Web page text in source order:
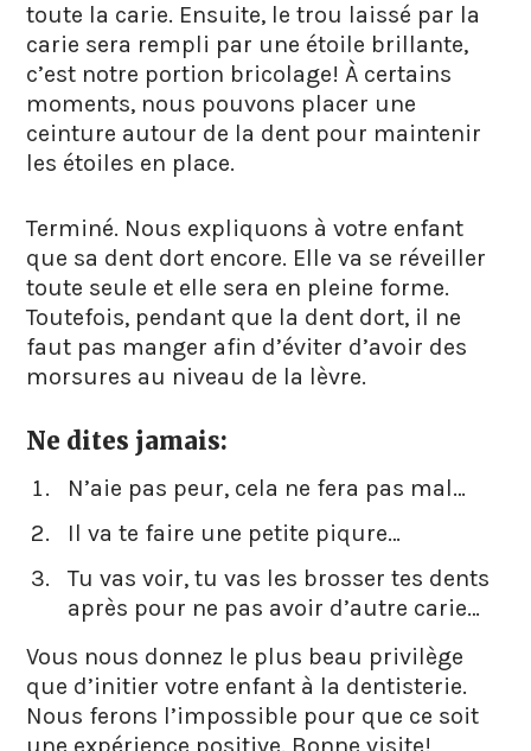
toute la carie. Ensuite, le trou laissé par la
carie sera rempli par une étoile brillante,
c’est notre portion bricolage! À certains
moments, nous pouvons placer une
ceinture autour de la dent pour maintenir
les étoiles en place.
Terminé. Nous expliquons à votre enfant
que sa dent dort encore. Elle va se réveiller
toute seule et elle sera en pleine forme.
Toutefois, pendant que la dent dort, il ne
faut pas manger afin d’éviter d’avoir des
morsures au niveau de la lèvre.
Ne dites jamais:
N’aie pas peur, cela ne fera pas mal…
Il va te faire une petite piqure…
Tu vas voir, tu vas les brosser tes dents
après pour ne pas avoir d’autre carie…
Vous nous donnez le plus beau privilège
que d’initier votre enfant à la dentisterie.
Nous ferons l’impossible pour que ce soit